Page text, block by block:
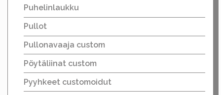
Puhelinlaukku
Pullot
Pullonavaaja custom
Pöytäliinat custom
Pyyhkeet customoidut